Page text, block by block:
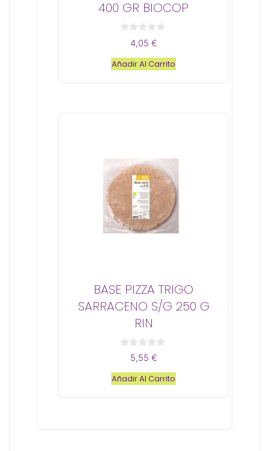
400 GR BIOCOP
e
5
4,05 €
Añadir Al Carrito
BASE PIZZA TRIGO
SARRACENO S/G 250 G
RIN
e
5
5,55 €
Añadir Al Carrito